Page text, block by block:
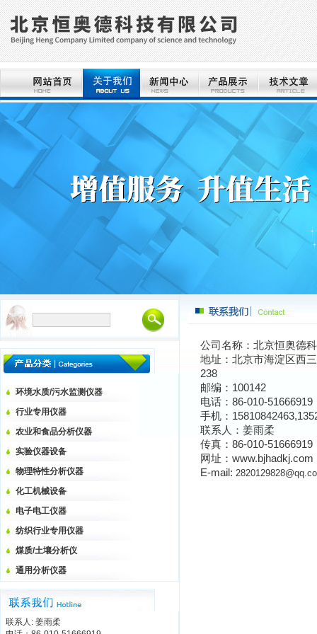
环境水质/污水监测仪器
行业专用仪器
农业和食品分析仪器
实验仪器设备
物理特性分析仪器
化工机械设备
电子电工仪器
纺织行业专用仪器
煤质/土壤分析仪
通用分析仪器
联系人: 姜雨柔
公司名称：北京恒奥德
地址 ： 北京市海淀区西
238
邮编 ： 100142
电话 ： 86-010-51666919
手机 ：
联系人 ： 姜雨柔
传真 ： 86-010-51666919
网址：www.bjhadkj.com
E-mail: